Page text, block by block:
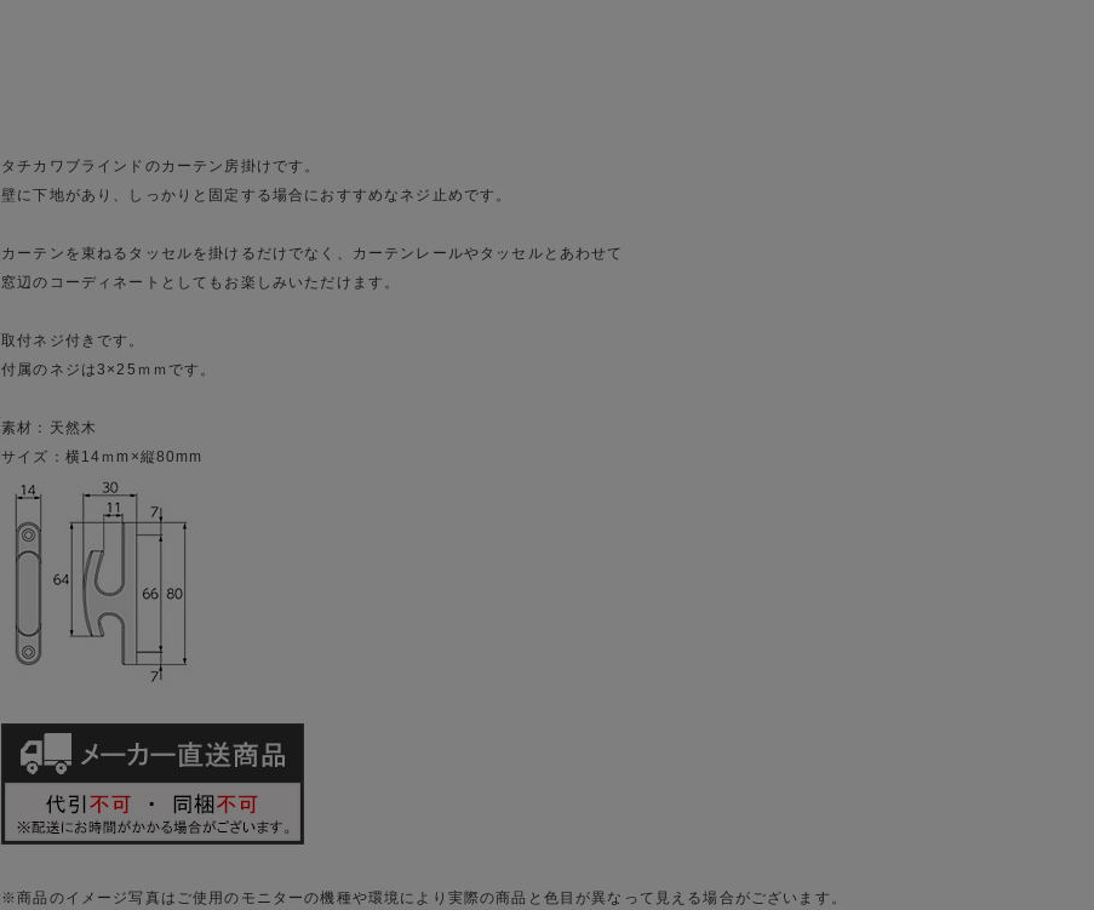
タチカワブラインドのカーテン房掛けです。
壁に下地があり、しっかりと固定する場合におすすめなネジ止めです。
カーテンを束ねるタッセルを掛けるだけでなく、カーテンレールやタッセルとあわせて
窓辺のコーディネートとしてもお楽しみいただけます。
取付ネジ付きです。
付属のネジは3×25ｍｍです。
素材：天然木
サイズ：横14ｍm×縦80mm
※商品のイメージ写真はご使用のモニターの機種や環境により実際の商品と色目が異なって見える場合がございます。